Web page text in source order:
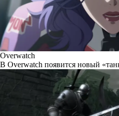
Overwatch
В Overwatch появится новый